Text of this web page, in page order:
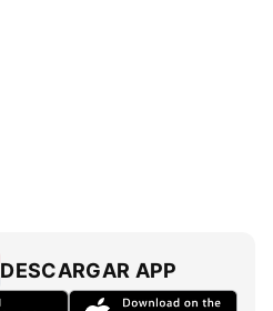
DESCARGAR APP